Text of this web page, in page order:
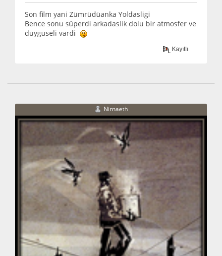
Son film yani Zümrüdüanka Yoldasligi
Bence sonu süperdi arkadaslik dolu bir atmosfer ve
duyguseli vardi
Kayıtlı
Nirnaeth